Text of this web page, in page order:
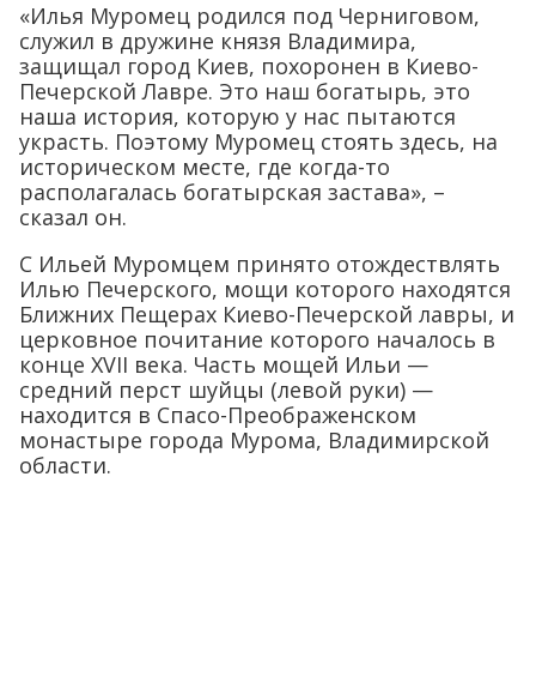
«Илья Муромец родился под Черниговом,
служил в дружине князя Владимира,
защищал город Киев, похоронен в Киево-
Печерской Лавре. Это наш богатырь, это
наша история, которую у нас пытаются
украсть. Поэтому Муромец стоять здесь, на
историческом месте, где когда-то
располагалась богатырская застава», –
сказал он.
С Ильей Муромцем принято отождествлять
Илью Печерского, мощи которого находятся
Ближних Пещерах Киево-Печерской лавры, и
церковное почитание которого началось в
конце XVII века. Часть мощей Ильи —
средний перст шуйцы (левой руки) —
находится в Спасо-Преображенском
монастыре города Мурома, Владимирской
области.